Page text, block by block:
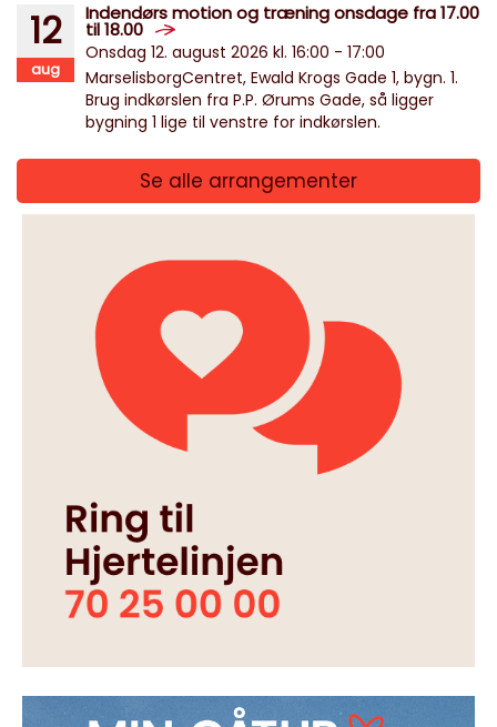
12
aug
Indendørs motion og træning onsdage fra 17.00
til 18.00
Onsdag 12. august 2026 kl. 16:00 - 17:00
MarselisborgCentret, Ewald Krogs Gade 1, bygn. 1.
Brug indkørslen fra P.P. Ørums Gade, så ligger
bygning 1 lige til venstre for indkørslen.
Se alle arrangementer